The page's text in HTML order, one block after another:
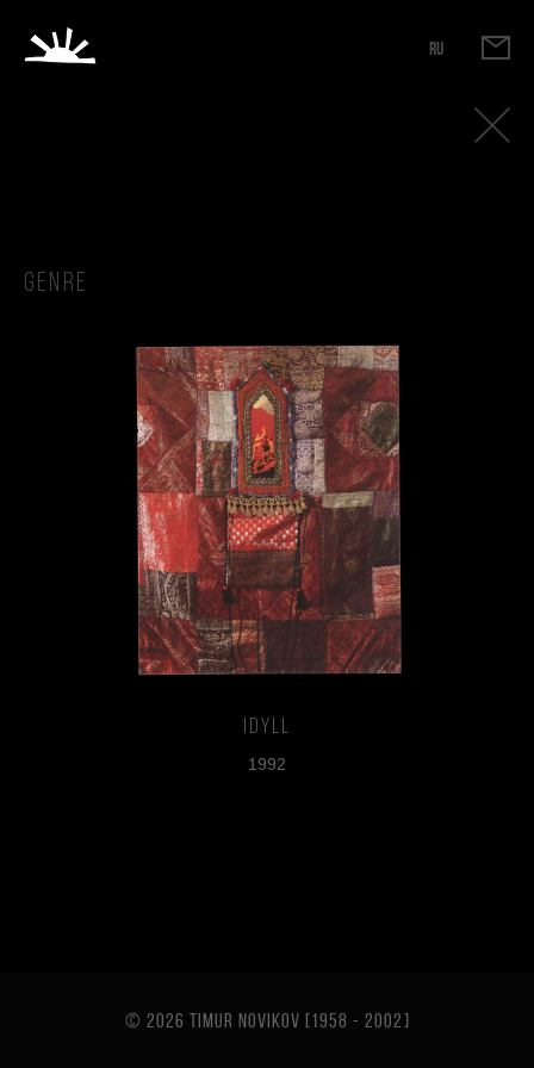
RU
Genre
Idyll
1992
© 2026 TIMUR NOVIKOV [1958 - 2002]